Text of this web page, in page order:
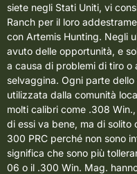
siete negli Stati Uniti, vi
Ranch per il loro
con Artemis Hunting. Negli
avuto delle opportunità, e
a causa di problemi di tiro
selvaggina. Ogni parte
utilizzata dalla comunità
molti calibri come .308
di essi va bene, ma di solito
300 PRC perché non sono
significa che sono più
06 o il .300 Win. Mag.